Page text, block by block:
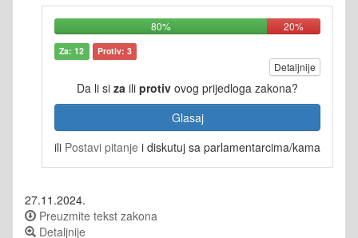
80% 20%
Za: 12 Protiv: 3
Detaljnije
Da li si za ili protiv ovog prijedloga zakona?
Glasaj
ili Postavi pitanje i diskutuj sa parlamentarcima/kama
27.11.2024.
Preuzmite tekst zakona
Detaljnije